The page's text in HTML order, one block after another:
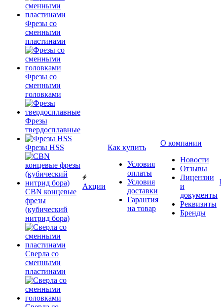
Фрезы со
сменными
пластинами
Фрезы со
сменными
головками
Фрезы
твердосплавные
Фрезы HSS
CBN концевые
фрезы
(кубический
нитрид бора)
Сверла со
сменными
пластинами
Акции
Как купить
Условия
оплаты
Условия
доставки
Гарантия
на товар
О компании
Новости
Отзывы
Лицензии
и
документы
Реквизиты
Бренды